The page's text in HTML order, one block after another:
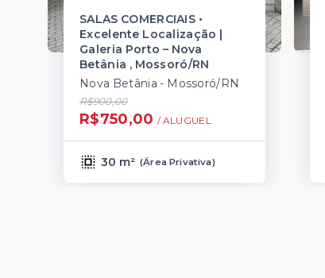
SALAS COMERCIAIS •
Excelente Localização |
Galeria Porto – Nova
Betânia , Mossoró/RN
Nova Betânia - Mossoró/RN
R$900,00
R$750,00 / ALUGUEL
30 m² (Área Privativa)